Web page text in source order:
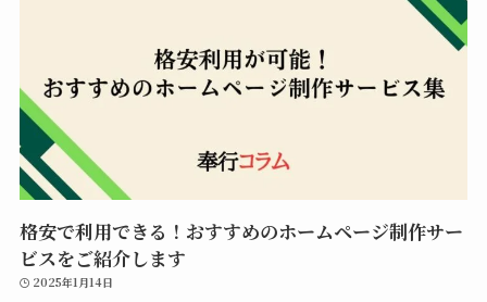
格安で利用できる！おすすめのホームページ制作サー
ビスをご紹介します
2025年1月14日